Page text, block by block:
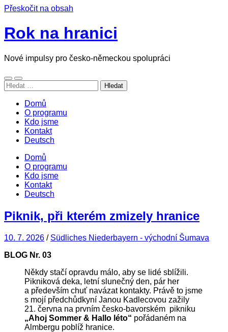
Přeskočit na obsah
Rok na hranici
Nové impulsy pro česko-německou spolupráci
Přepnout
mobilní
Přepnout
vyhledávací
Vyhledávání
Domů
O programu
Kdo jsme
Kontakt
Deutsch
Domů
O programu
Kdo jsme
Kontakt
Deutsch
Piknik, při kterém zmizely hranice
10. 7. 2026 / Südliches Niederbayern - východní Šumava
BLOG Nr. 03
Někdy stačí opravdu málo, aby se lidé sblížili.
Pikniková deka, letní slunečný den, pár her
a především chuť navázat kontakty. Právě to jsme
s mojí předchůdkyní Janou Kadlecovou zažily
21. června na prvním česko-bavorském pikniku
„Ahoj Sommer & Hallo léto“ pořádaném na
Almbergu poblíž hranice.